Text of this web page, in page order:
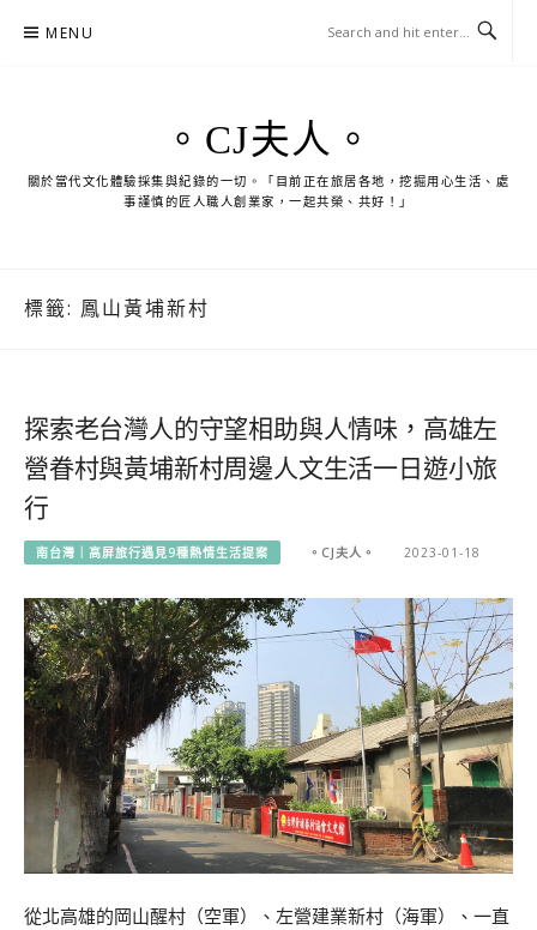
MENU
。CJ夫人。
關於當代文化體驗採集與紀錄的一切。「目前正在旅居各地，挖掘用心生活、處
事謹慎的匠人職人創業家，一起共榮、共好！」
標籤: 鳳山黃埔新村
探索老台灣人的守望相助與人情味，高雄左
營眷村與黃埔新村周邊人文生活一日遊小旅
行
南台灣｜高屏旅行遇見9種熱情生活提案 。CJ夫人。 2023-01-18
從北高雄的岡山醒村（空軍）、左營建業新村（海軍）、一直